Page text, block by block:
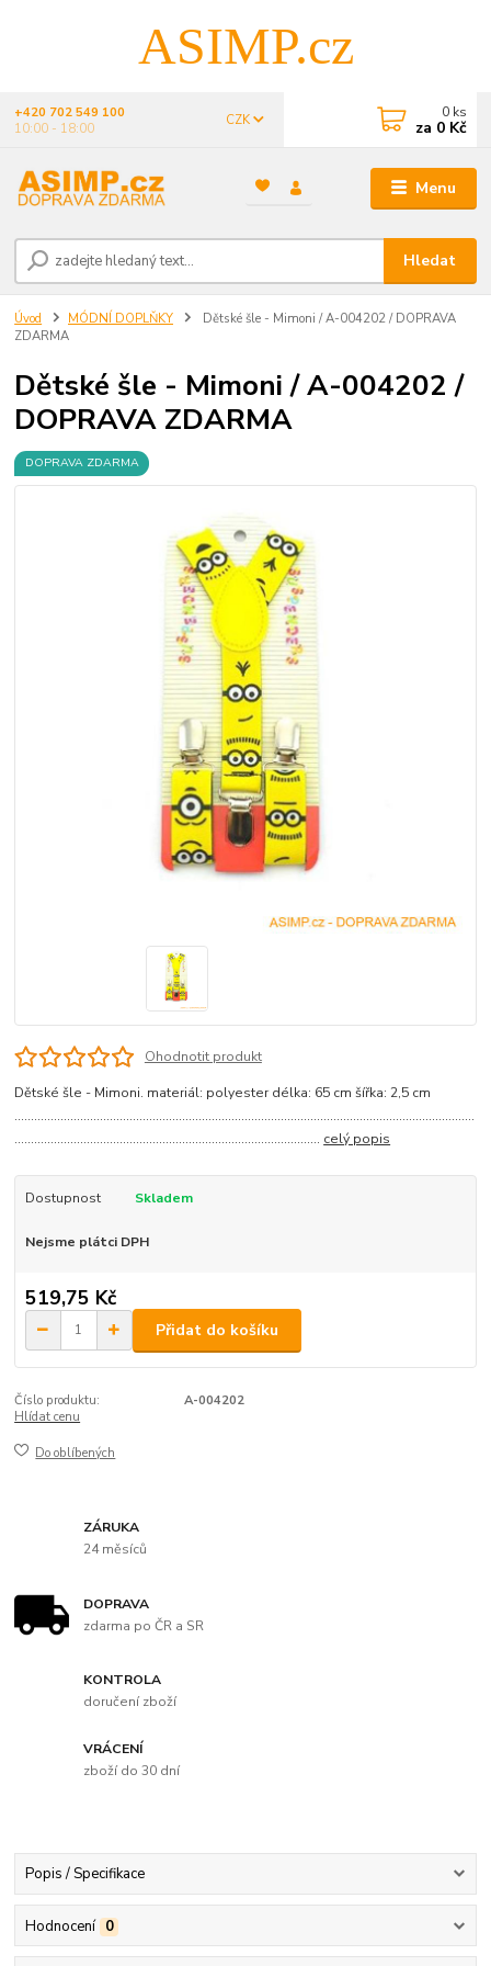
ASIMP.cz
Menu
CZK
Hledat
+420 702 549 100
10:00 - 18:00
0 ks
za 0 Kč
Úvod MÓDNÍ DOPLŇKY
Dětské šle - Mimoni / A-004202 / DOPRAVA
ZDARMA
Dětské šle - Mimoni / A-004202 /
DOPRAVA ZDARMA
DOPRAVA ZDARMA
Ohodnotit produkt
Dětské šle - Mimoni. materiál: polyester délka: 65 cm šířka: 2,5 cm
............................................................................................................................................
............................................................................................. celý popis
Dostupnost Skladem
Nejsme plátci DPH
519,75 Kč
Přidat do košíku
Číslo produktu:
A-004202
Hlídat cenu
Do oblíbených
ZÁRUKA
24 měsíců
DOPRAVA
zdarma po ČR a SR
KONTROLA
doručení zboží
VRÁCENÍ
zboží do 30 dní
Popis / Specifikace
Hodnocení 0